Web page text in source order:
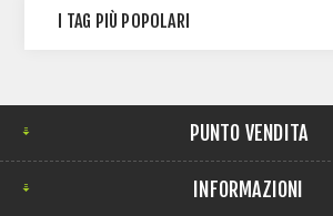
I TAG PIÙ POPOLARI
PUNTO VENDITA
INFORMAZIONI